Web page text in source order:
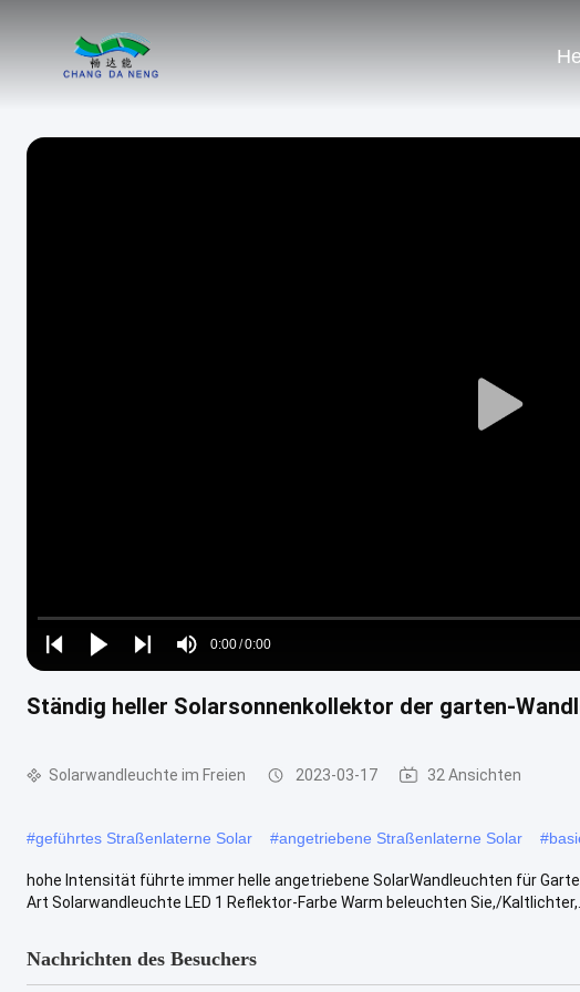
Play
Play
Play
Play
Mute
Time
0:00/0:00
Loaded:
0%
Ständig heller Solarsonnenkollektor der garten-
Solarwandleuchte im Freien 2023-03-17 32 Ansichten
#geführtes Straßenlaterne Solar #angetriebene Straßenlaterne Solar #
hohe Intensität führte immer helle angetriebene SolarWandleuchten für
Art Solarwandleuchte LED 1 Reflektor-Farbe Warm beleuchten Sie,/
Nachrichten des Besuchers